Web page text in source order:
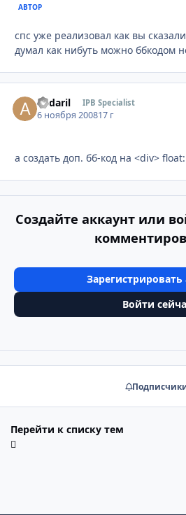
АВТОР
спс уже реализовал как вы
думал как нибуть можно ббкодом
andaril IPB Specialist
6 ноября 200817 г
а создать доп. бб-код на <div>
Создайте аккаунт или
Зарегистрировать
Войти
Перейти к списку тем